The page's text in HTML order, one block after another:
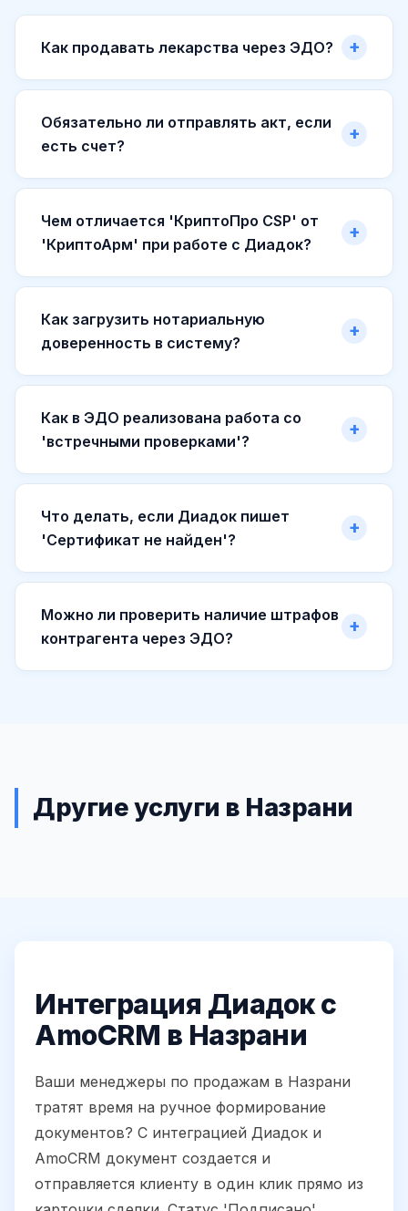
Как продавать лекарства через ЭДО?
Обязательно ли отправлять акт, если
есть счет?
Чем отличается 'КриптоПро CSP' от
'КриптоАрм' при работе с Диадок?
Как загрузить нотариальную
доверенность в систему?
Как в ЭДО реализована работа со
'встречными проверками'?
Что делать, если Диадок пишет
'Сертификат не найден'?
Можно ли проверить наличие штрафов
контрагента через ЭДО?
Другие услуги в Назрани
Интеграция Диадок с
AmoCRM в Назрани
Ваши менеджеры по продажам в Назрани
тратят время на ручное формирование
документов? С интеграцией Диадок и
AmoCRM документ создается и
отправляется клиенту в один клик прямо из